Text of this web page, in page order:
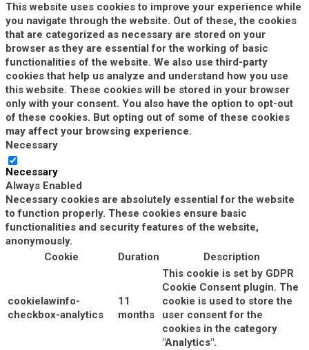
This website uses cookies to improve your experience while
you navigate through the website. Out of these, the cookies
that are categorized as necessary are stored on your
browser as they are essential for the working of basic
functionalities of the website. We also use third-party
cookies that help us analyze and understand how you use
this website. These cookies will be stored in your browser
only with your consent. You also have the option to opt-out
of these cookies. But opting out of some of these cookies
may affect your browsing experience.
Necessary
Necessary
Always Enabled
Necessary cookies are absolutely essential for the website
to function properly. These cookies ensure basic
functionalities and security features of the website,
anonymously.
Cookie
Duration Description
cookielawinfo-
checkbox-analytics
11
months
This cookie is set by GDPR
Cookie Consent plugin. The
cookie is used to store the
user consent for the
cookies in the category
"Analytics".